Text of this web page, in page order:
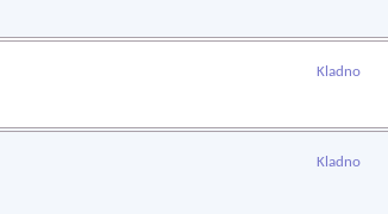
Kladno
Kladno